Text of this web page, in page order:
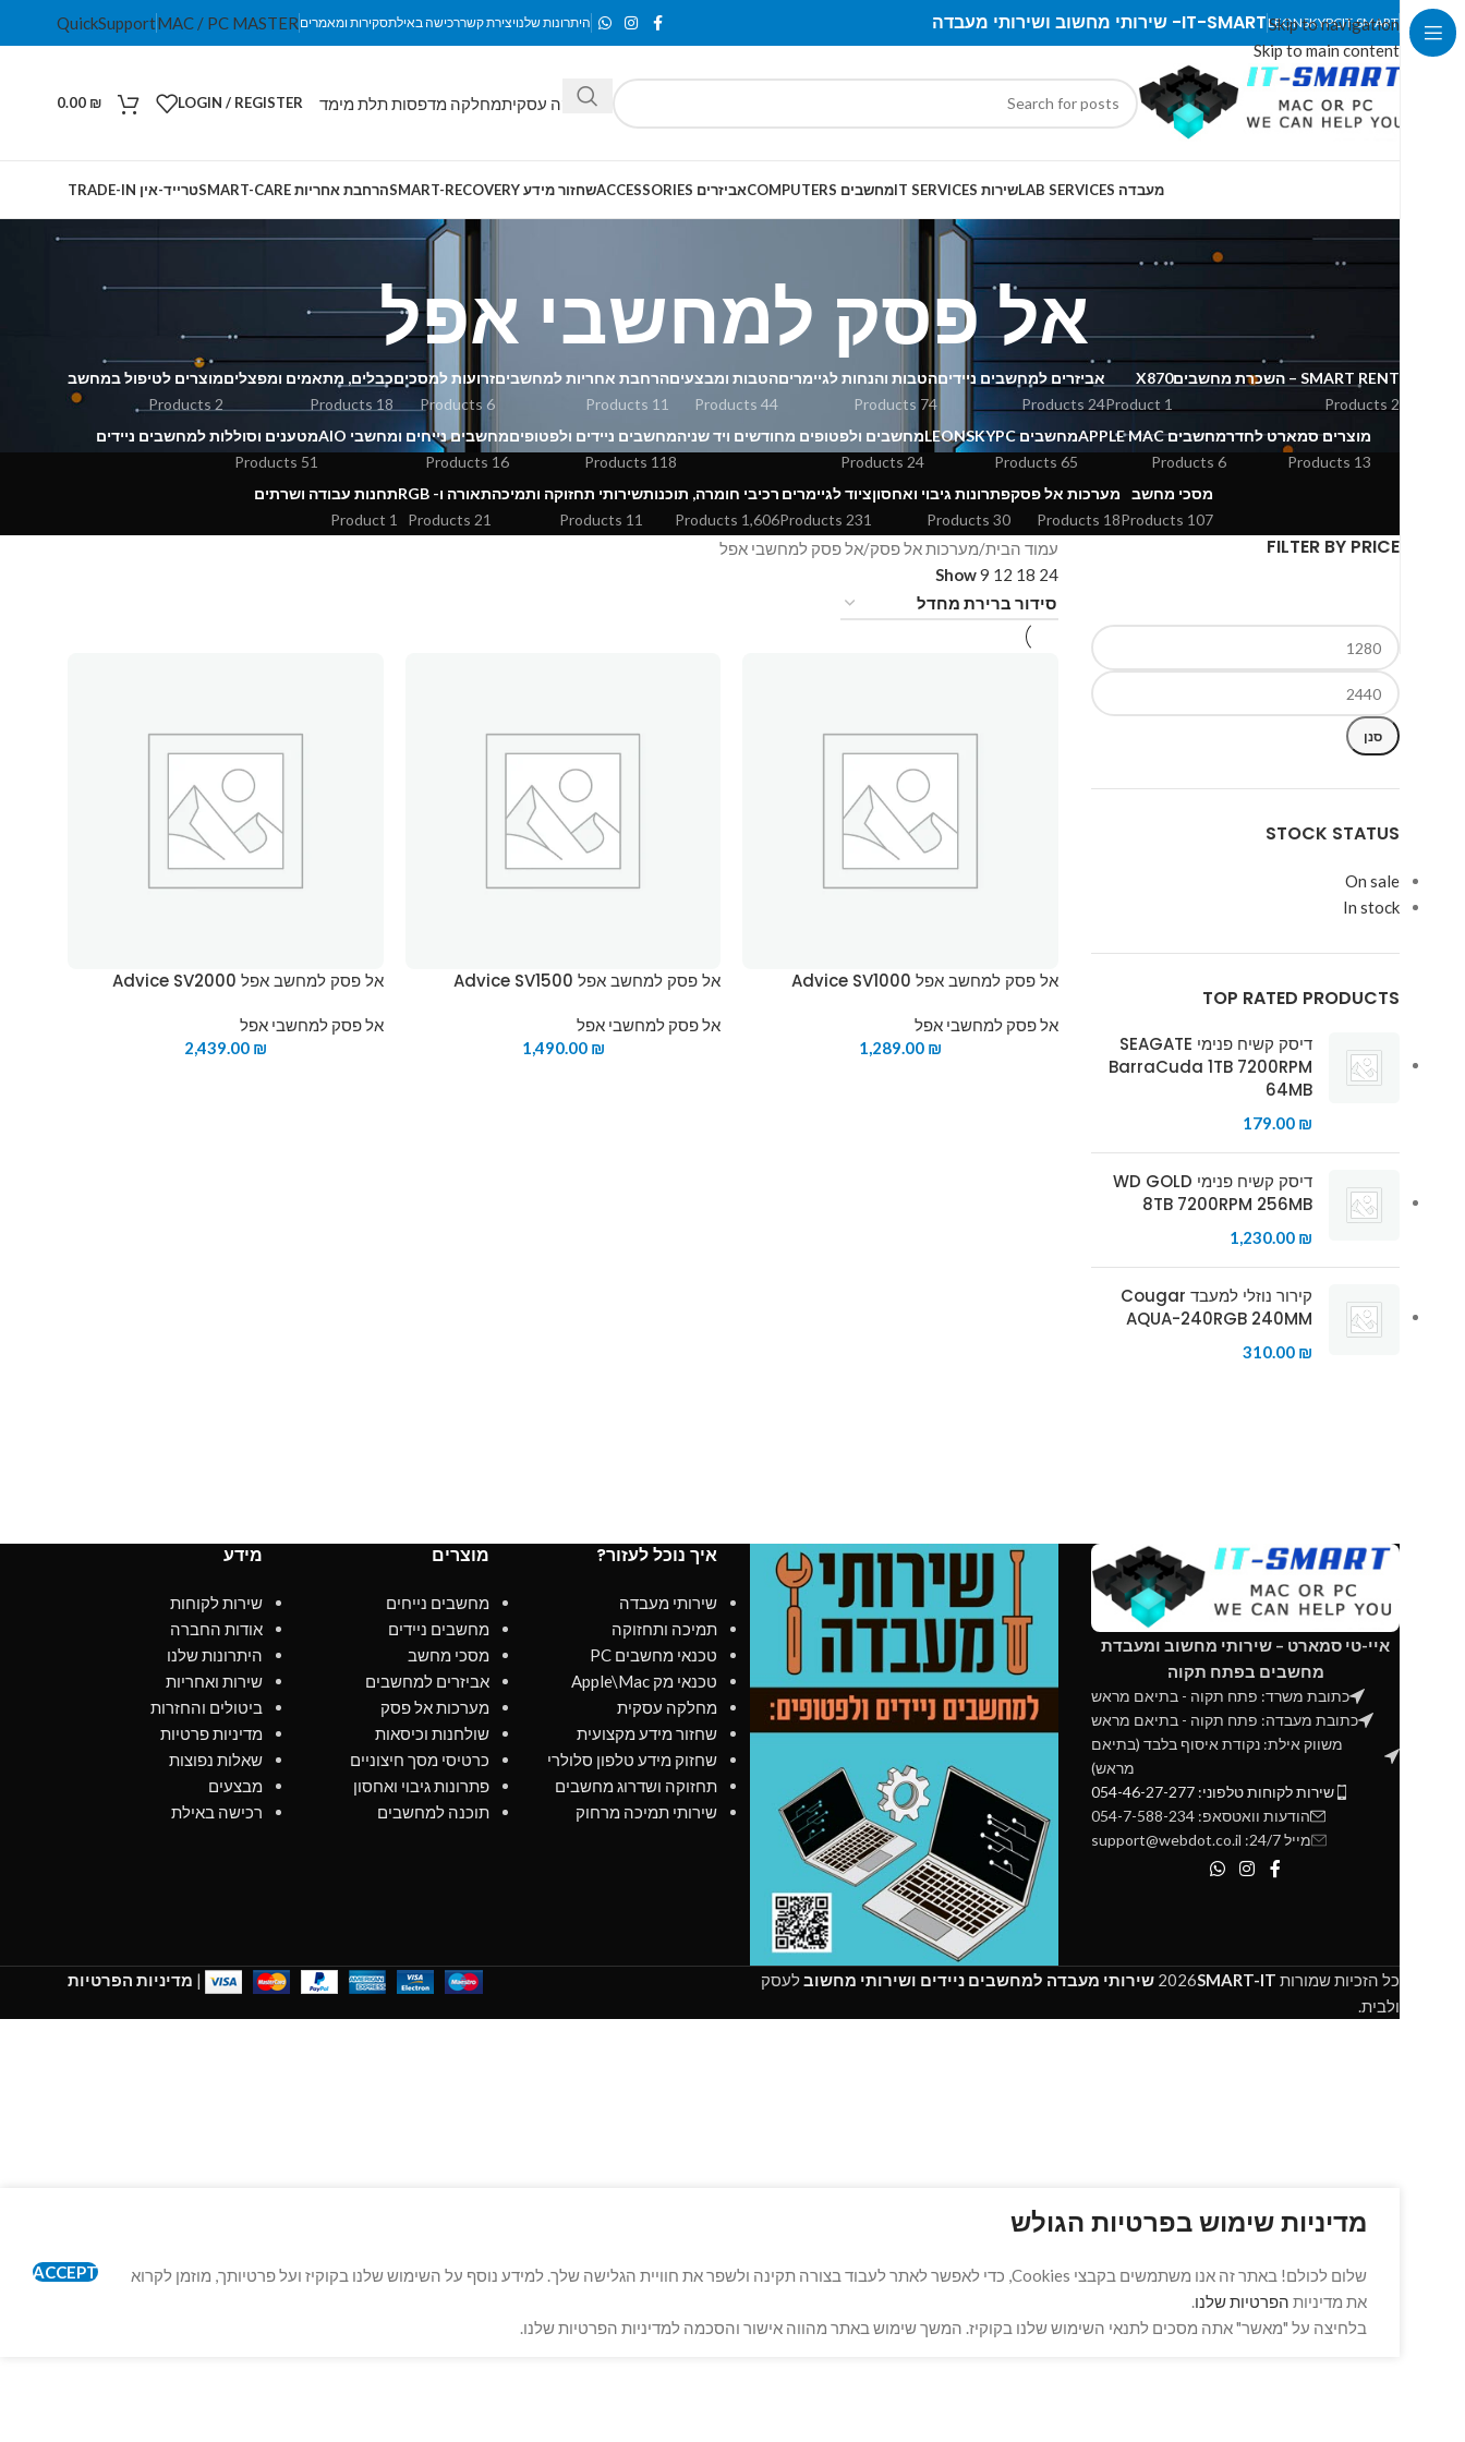
Skip to navigation
Skip to main content
IT-SMART
LEONSKYPCIT-SMART- שירותי מחשוב ושירותי מעבדה היתרונות שלנויצירת קשררכישה באילתסקירות ומאמרים MAC / PC MASTER
QuickSupport
מחלקה עסקיתמחלקה מדפסות תלת מימד LOGIN / REGISTER
0.00 ₪
מעבדה LAB SERVICES שירות IT SERVICES מחשבים COMPUTERS אביזרים ACCESSORIES שחזור מידע SMART-RECOVERY הרחבת אחריות SMART-CARE טרייד-אין TRADE-IN
אל פסק למחשבי אפל
SMART RENT – השכרת מחשבים
2 Products
X870
1 Product
אביזרים למחשבים ניידים
24 Products
הטבות והנחות לגיימרים
74 Products
הטבות ומבצעים
44 Products
הרחבת אחריות למחשבים
11 Products
זרועות למסכים
6 Products
כבלים, מתאמים ומפצלים
18 Products
מוצרים לטיפול במחשב
2 Products
מוצרים סמארט לחדר
13 Products
מחשבים APPLE MAC
6 Products
מחשבים LEONSKYPC
65 Products
מחשבים ולפטופים מחודשים ויד שניה
24 Products
מחשבים ניידים ולפטופים
118 Products
מחשבים נייחים ומחשבי AIO
16 Products
מטענים וסוללות למחשבים ניידים
51 Products
מסכי מחשב
107 Products
מערכות אל פסק
18 Products
פתרונות גיבוי ואחסון
30 Products
ציוד לגיימרים
231 Products
רכיבי חומרה, תוכנות
1,606 Products
שירותי תחזוקה ותמיכה
11 Products
תאורה ו- RGB
21 Products
תחנות עבודה ושרתים
1 Product
FILTER BY PRICE
סנן
STOCK STATUS
On sale
In stock
TOP RATED PRODUCTS
דיסק קשיח פנימי SEAGATE
BarraCuda 1TB 7200RPM
64MB
179.00 ₪
דיסק קשיח פנימי WD GOLD
8TB 7200RPM 256MB
1,230.00 ₪
קירור נוזלי למעבד Cougar
AQUA-240RGB 240MM
310.00 ₪
עמוד הבית מערכות אל פסק אל פסק למחשבי אפל
Show9 12 18 24
אל פסק למחשב אפל Advice SV1000
אל פסק למחשבי אפל
1,289.00 ₪
אל פסק למחשב אפל Advice SV1500
אל פסק למחשבי אפל
1,490.00 ₪
אל פסק למחשב אפל Advice SV2000
אל פסק למחשבי אפל
2,439.00 ₪
איי-טי סמארט – שירותי מחשוב ומעבדת
מחשבים בפתח תקוה
כתובת משרד: פתח תקוה - בתיאם מראש
כתובת מעבדה: פתח תקוה - בתיאם מראש
משווק אילת: נקודת איסוף בלבד (בתיאם
מראש)
שירות לקוחות טלפוני: 054-46-27-277
הודעות וואטסאפ: 054-7-588-234
מייל 24/7: support@webdot.co.il
איך נוכל לעזור?
שירותי מעבדה
תמיכה ותחזוקה
טכנאי מחשבים PC
טכנאי מק Apple\Mac
מחלקה עסקית
שחזור מידע מקצועית
שחזוק מידע טלפון סלולרי
תחזוקה ושדרוג מחשבים
שירותי תמיכה מרחוק
מוצרים
מחשבים נייחים
מחשבים ניידים
מסכי מחשב
אביזרים למחשבים
מערכות אל פסק
שולחנות וכיסאות
כרטיסי מסך חיצוניים
פתרונות גיבוי ואחסון
תוכנה למחשבים
מידע
שירות לקוחות
אודות החברה
היתרונות שלנו
שירות ואחריות
ביטולים והחזרות
מדיניות פרטיות
שאלות נפוצות
מבצעים
רכישה באילת
כל הזכיות שמורות 2026SMART-IT שירותי מעבדה למחשבים ניידים ושירותי מחשובלעסק
ולבית.
| מדיניות הפרטיות
מדיניות שימוש בפרטיות הגולש
שלום לכולם! באתר זה אנו משתמשים בקבצי Cookies, כדי לאפשר לאתר לעבוד בצורה תקינה ולשפר את חוויית הגלישה שלך. למידע נוסף על השימוש שלנו בקוקיז ועל פרטיותך, מוזמן לקרוא
את מדיניות הפרטיות שלנו.
בלחיצה על "מאשר" אתה מסכים לתנאי השימוש שלנו בקוקיז. המשך שימוש באתר מהווה אישור והסכמה למדיניות הפרטיות שלנו.
ACCEPT